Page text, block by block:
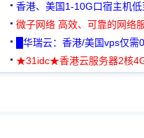
99元/月起
香港、美国1-10G口宿主机
微子网络 高效、可靠的网络
█华瑞云：香港/美国vps仅需
★31idc★香港云服务器2核